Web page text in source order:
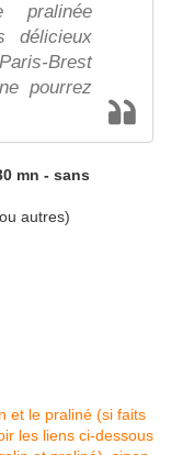
pralinée
délicieux
Brest
pourrez
mn - sans
autres)